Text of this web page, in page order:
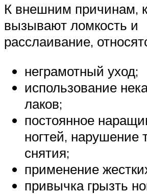
К внешним причинам,
вызывают ломкость и
расслаивание,
неграмотный уход;
использование
лаков;
постоянное
ногтей, нарушение
снятия;
применение
привычка грызть